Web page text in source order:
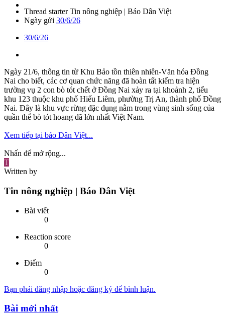
Thread starter Tin nông nghiệp | Báo Dân Việt
Ngày gửi 30/6/26
30/6/26
Ngày 21/6, thông tin từ Khu Bảo tồn thiên nhiên-Văn hóa Đồng
Nai cho biết, các cơ quan chức năng đã hoàn tất kiểm tra hiện
trường vụ 2 con bò tót chết ở Đồng Nai xảy ra tại khoảnh 2, tiểu
khu 123 thuộc khu phố Hiếu Liêm, phường Trị An, thành phố Đồng
Nai. Đây là khu vực rừng đặc dụng nằm trong vùng sinh sống của
quần thể bò tót hoang dã lớn nhất Việt Nam.
Xem tiếp tại báo Dân Việt...
Nhấn để mở rộng...
T
Written by
Tin nông nghiệp | Báo Dân Việt
Bài viết
0
Reaction score
0
Điểm
0
Bạn phải đăng nhập hoặc đăng ký để bình luận.
Bài mới nhất